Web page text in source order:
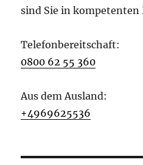
sind Sie in kompetenten
Telefonbereitschaft:
0800 62 55 360
Aus dem Ausland:
+4969625536